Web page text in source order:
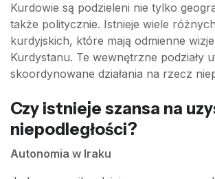
Kurdowie są podzieleni nie tylko
także politycznie. Istnieje wiele
kurdyjskich, które mają odmienne
Kurdystanu. Te wewnętrzne podziały
skoordynowane działania na rzecz
Czy istnieje szansa na
niepodległości?
Autonomia w Iraku